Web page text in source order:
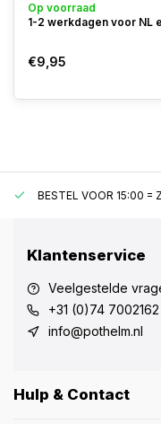
Op voorraad
1-2 werkdagen voor NL
€9,95
BESTEL VOOR 15:00 =
Klantenservice
Veelgestelde
+31 (0)74 7002162
info@pothelm.nl
Hulp & Contact